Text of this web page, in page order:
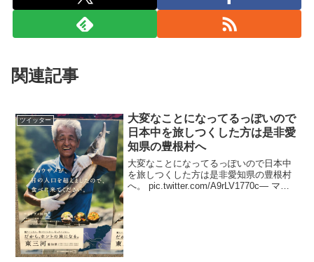
関連記事
ツイッター
大変なことになってるっぽいので
日本中を旅しつくした方は是非愛
知県の豊根村へ
大変なことになってるっぽいので日本中
を旅しつくした方は是非愛知県の豊根村
へ。 pic.twitter.com/A9rLV1770c— マヂ